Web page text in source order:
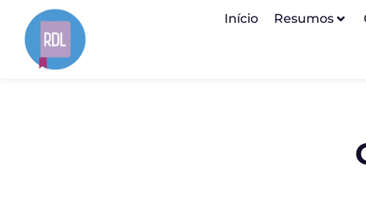
Início Resumos